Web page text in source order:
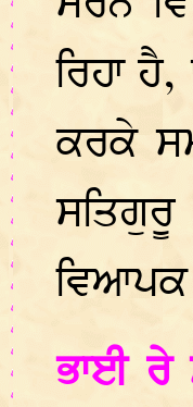
ਰਿਹਾ
ਕਰਕੇ
ਵਿਆਪਕ
ਭਾਈ ਰੇ